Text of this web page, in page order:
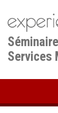
contenu
principal
Services